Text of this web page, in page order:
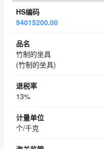
94015200.00
竹制的坐具
(竹制的坐具)
13%
个/千克